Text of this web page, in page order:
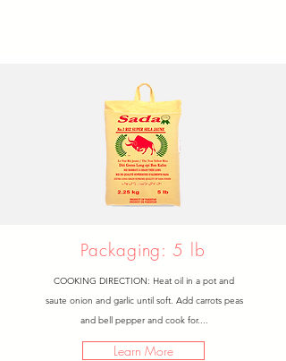
Packaging: 5 lb
COOKING DIRECTION: Heat oil in a pot and
saute onion and garlic until soft. Add carrots peas
and bell pepper and cook for....
Learn More